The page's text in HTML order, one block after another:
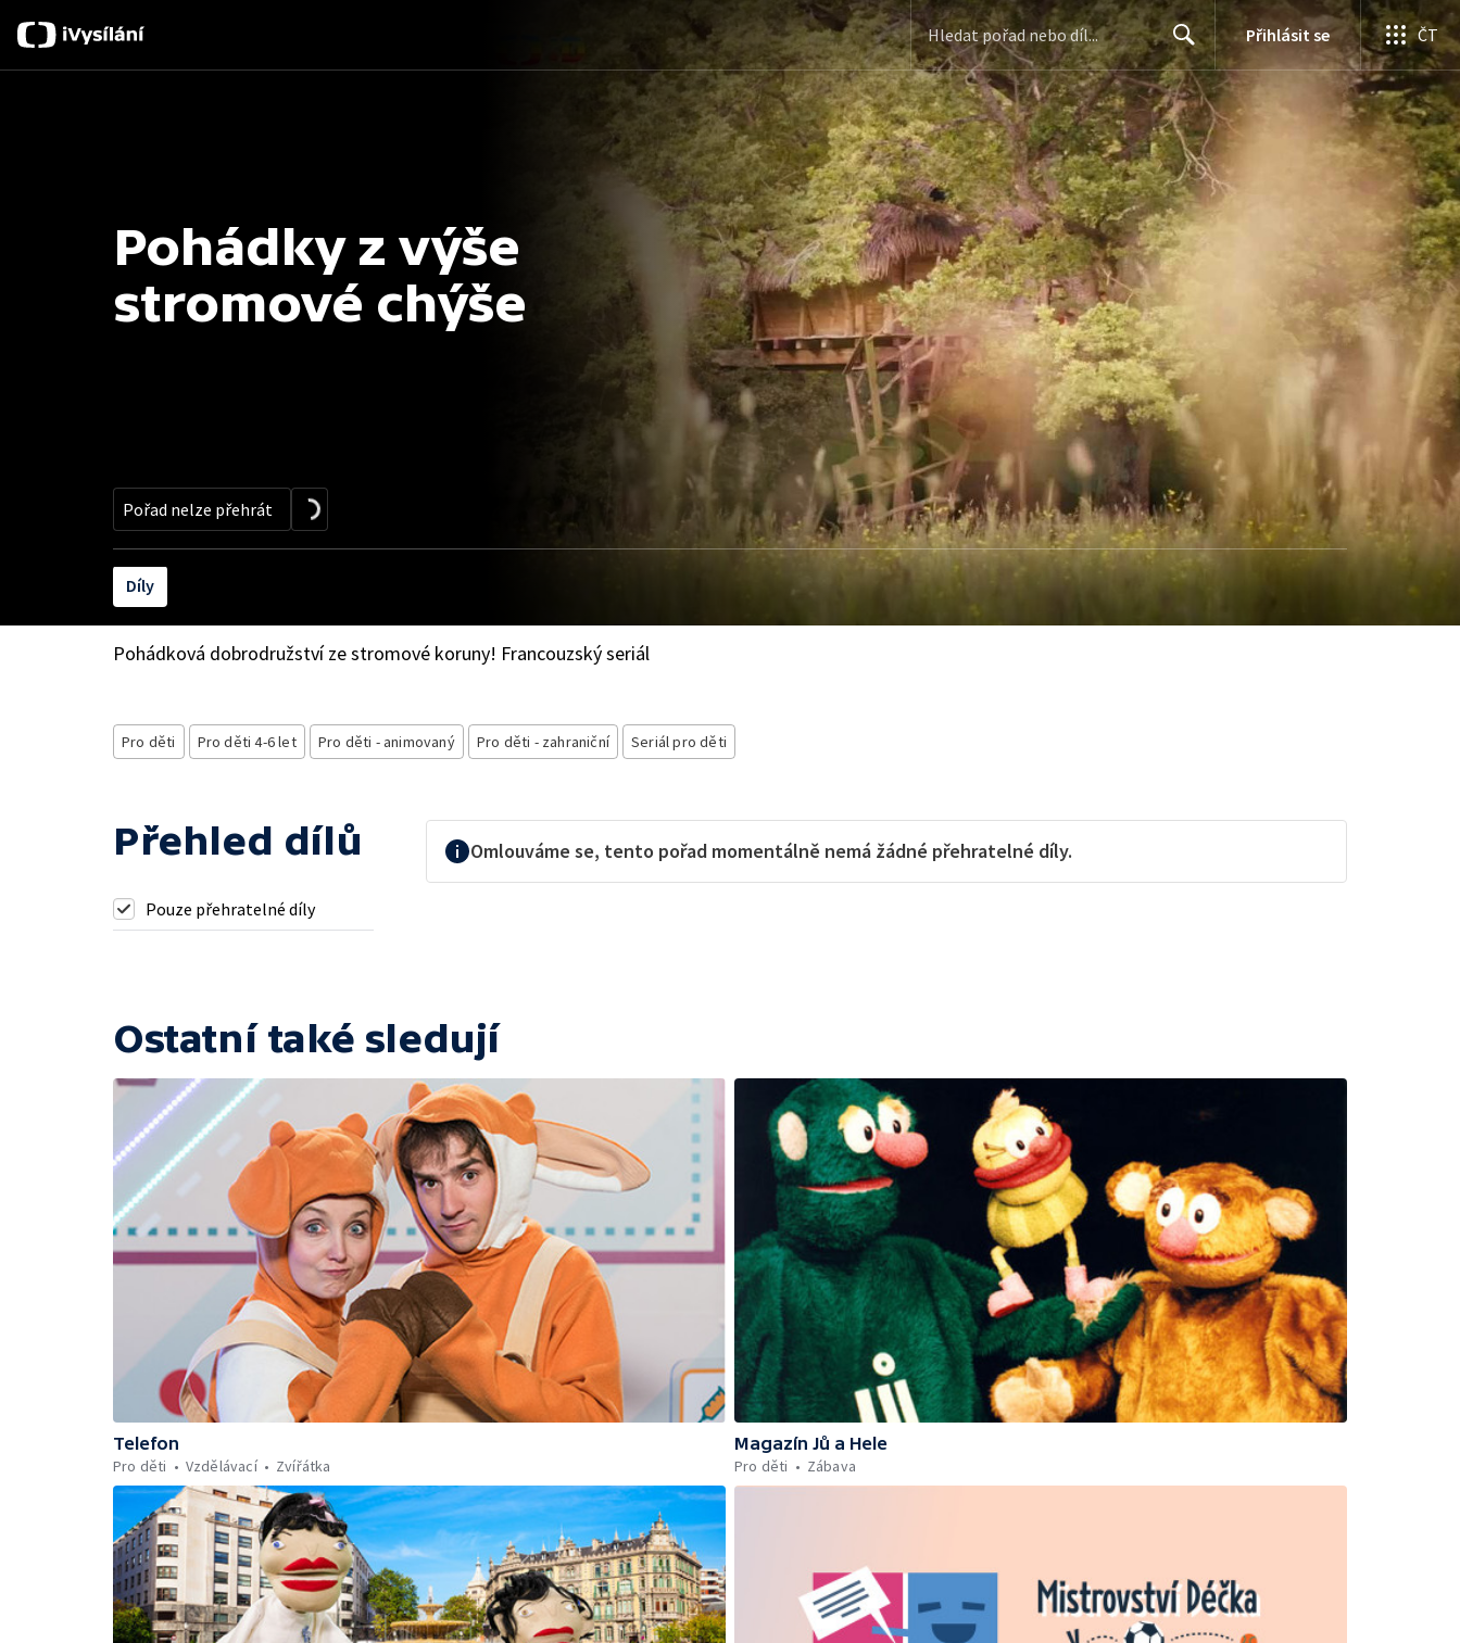
Search
Přihlásit se ČT
Pohádky z výše
stromové chýše
Pořad nelze přehrát
Díly
Pohádková dobrodružství ze stromové koruny! Francouzský seriál
Pro děti Pro děti 4-6 let Pro děti - animovaný Pro děti - zahraniční Seriál pro děti
Přehled dílů
Pouze přehratelné díly
Omlouváme se, tento pořad momentálně nemá žádné přehratelné díly.
Ostatní také sledují
Telefon
Pro děti
Vzdělávací Zvířátka
Magazín Jů a Hele
Pro děti
Zábava